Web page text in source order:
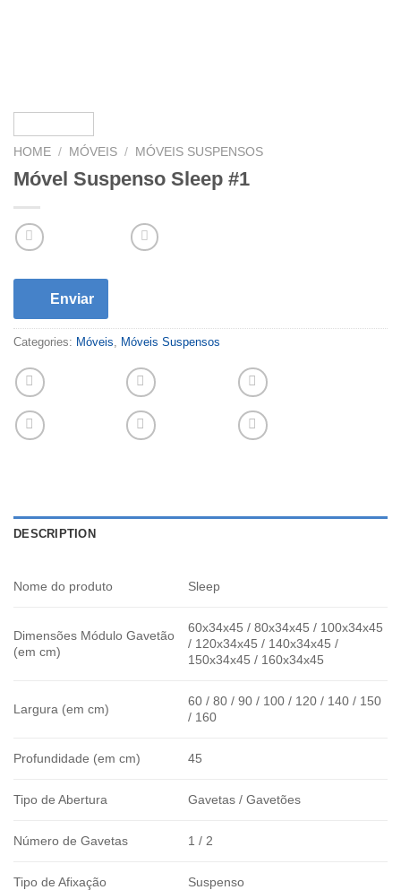
HOME / MÓVEIS / MÓVEIS SUSPENSOS
Móvel Suspenso Sleep #1
Enviar
Categories: Móveis, Móveis Suspensos
DESCRIPTION
Nome do produto Sleep
Dimensões Módulo Gavetão
(em cm)
60x34x45 / 80x34x45 / 100x34x45
/ 120x34x45 / 140x34x45 /
150x34x45 / 160x34x45
Largura (em cm)
60 / 80 / 90 / 100 / 120 / 140 / 150
/ 160
Profundidade (em cm) 45
Tipo de Abertura Gavetas / Gavetões
Número de Gavetas 1 / 2
Tipo de Afixação Suspenso